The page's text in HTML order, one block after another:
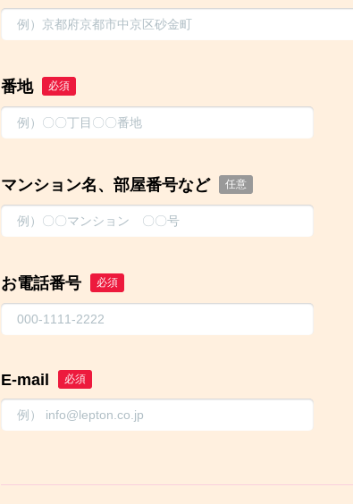
番地 必須
マンション名、部屋番号など 任意
お電話番号 必須
E-mail 必須